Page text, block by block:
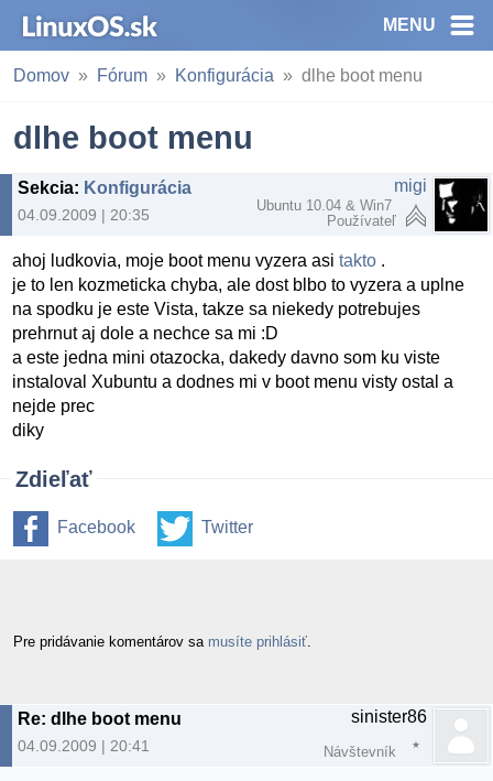
MENU
Domov Fórum Konfigurácia dlhe boot menu
dlhe boot menu
Sekcia: Konfigurácia
04.09.2009 | 20:35
migi
Ubuntu 10.04 & Win7
Používateľ
ahoj ludkovia, moje boot menu vyzera asitakto .
je to len kozmeticka chyba, ale dost blbo to vyzera a uplne
na spodku je este Vista, takze sa niekedy potrebujes
prehrnut aj dole a nechce sa mi :D
a este jedna mini otazocka, dakedy davno som ku viste
instaloval Xubuntu a dodnes mi v boot menu visty ostal a
nejde prec
diky
Zdieľať
Facebook Twitter
Pre pridávanie komentárov sa musíte prihlásiť
Re: dlhe boot menu
04.09.2009 | 20:41
sinister86
Návštevník